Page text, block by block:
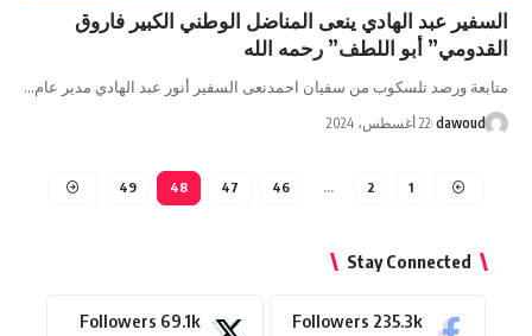
السفير عبد الهادي ينعى المناضل الوطني الكبير فاروق
القدومي” أبو اللطف” رحمه الله
متابعة ورصد تلسكوب من سفيان احمدنعى السفير أنور عبد الهادي مدير عام…
dawoud 22 أغسطس، 2024
1
2
…
46
47
48
49
Stay Connected
235.3k
Followers
69.1k
Followers